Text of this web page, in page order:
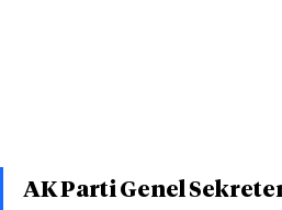
AK Parti Genel